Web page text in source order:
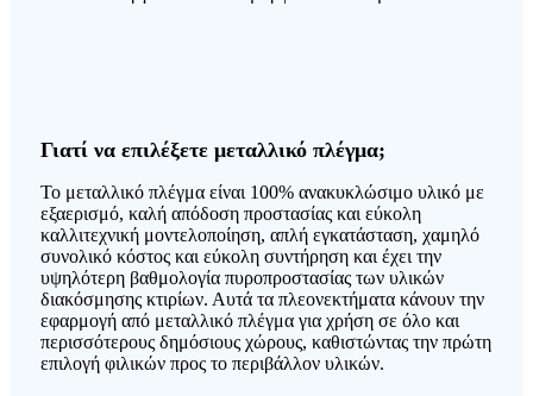
Γιατί να επιλέξετε μεταλλικό πλέγμα;
Το μεταλλικό πλέγμα είναι 100% ανακυκλώσιμο υλικό με
εξαερισμό, καλή απόδοση προστασίας και εύκολη
καλλιτεχνική μοντελοποίηση, απλή εγκατάσταση, χαμηλό
συνολικό κόστος και εύκολη συντήρηση και έχει την
υψηλότερη βαθμολογία πυροπροστασίας των υλικών
διακόσμησης κτιρίων. Αυτά τα πλεονεκτήματα κάνουν την
εφαρμογή από μεταλλικό πλέγμα για χρήση σε όλο και
περισσότερους δημόσιους χώρους, καθιστώντας την πρώτη
επιλογή φιλικών προς το περιβάλλον υλικών.